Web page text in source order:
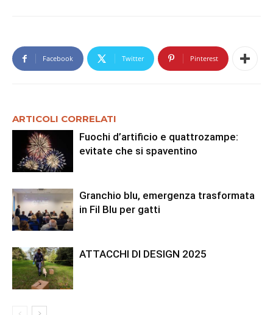
Facebook Twitter Pinterest
ARTICOLI CORRELATI
Fuochi d’artificio e quattrozampe:
evitate che si spaventino
Granchio blu, emergenza trasformata
in Fil Blu per gatti
ATTACCHI DI DESIGN 2025